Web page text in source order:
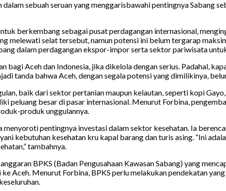
sebuah seruan yang menggarisbawahi pentingnya Sabang
berkembang sebagai pusat perdagangan internasional,
melewati selat tersebut, namun potensi ini belum tergarap
dalam perdagangan ekspor-impor serta sektor pariwisata
bagi Aceh dan Indonesia, jika dikelola dengan serius. Padahal,
tanda bahwa Aceh, dengan segala potensi yang dimilikinya,
baik dari sektor pertanian maupun kelautan, seperti kopi
peluang besar di pasar internasional. Menurut Forbina,
produk unggulannya.
pentingnya investasi dalam sektor kesehatan. Ia
kebutuhan kesehatan kru kapal barang dan turis asing. “Ini
tambahnya.
BPKS (Badan Pengusahaan Kawasan Sabang) yang
Aceh. Menurut Forbina, BPKS perlu melakukan pendekatan